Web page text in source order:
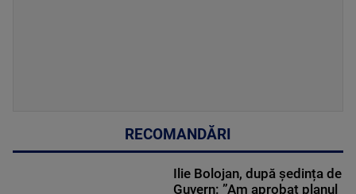
RECOMANDĂRI
Ilie Bolojan, după ședința de
Guvern: ”Am aprobat planul